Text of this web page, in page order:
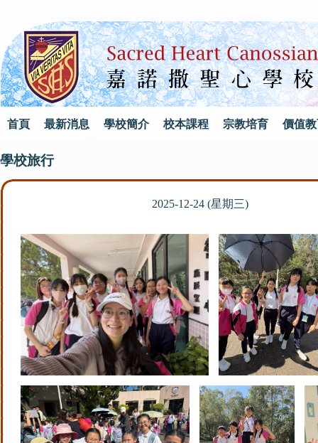
首頁 最新消息 學校簡介 校本課程 宗教培育 價值
學校旅行
2025-12-24 (星期三)